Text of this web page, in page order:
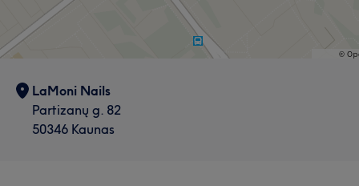
LaMoni Nails
Partizanų g. 82
50346 Kaunas